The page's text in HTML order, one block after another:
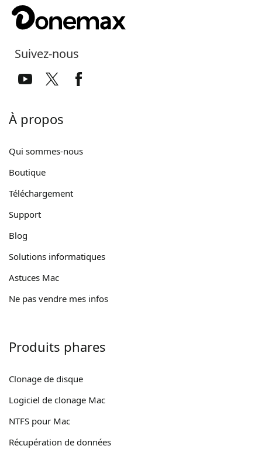
Suivez-nous
À propos
Qui sommes-nous
Boutique
Téléchargement
Support
Blog
Solutions informatiques
Astuces Mac
Ne pas vendre mes infos
Produits phares
Clonage de disque
Logiciel de clonage Mac
NTFS pour Mac
Récupération de données